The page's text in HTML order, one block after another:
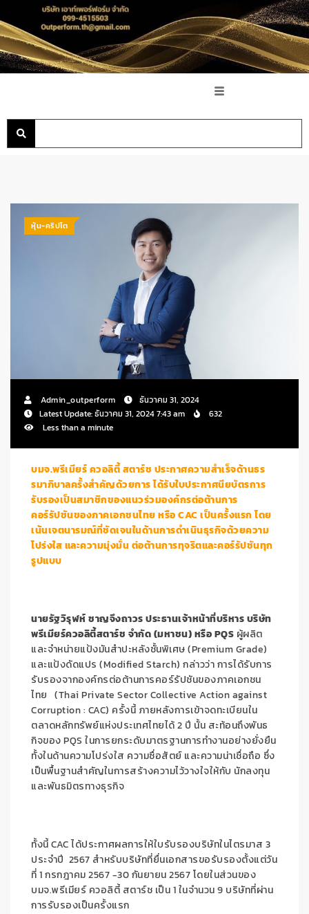
หุ้น-คริปโต
Admin_outperform
ธันวาคม 31, 2024
Latest Update: ธันวาคม 31, 2024 7:43 am
632
Less than a minute
บมจ.พรีเมียร์ ควอลิตี้ สตาร์ช ประกาศความสำเร็จด้านธร
รมาภิบาลครั้งสำคัญด้วยการ ได้รับใบประกาศนียบัตรการ
รับรองเป็นสมาชิกของแนวร่วมองค์กรต่อต้านการ
คอร์รัปชันของภาคเอกชนไทย หรือ CAC เป็นครั้งแรก โดย
เน้นเจตนารมณ์ที่ชัดเจนในด้านการดำเนินธุรกิจด้วยความ
โปร่งใส และความมุ่งมั่น ต่อต้านการทุจริตและคอร์รัปชันทุก
รูปแบบ
นายรัฐวิรุฬห์ ชาญจึงถาวร ประธานเจ้าหน้าที่บริหาร บริษัท
พรีเมียร์ควอลิตี้สตาร์ช จำกัด (มหาชน) หรือ PQS ผู้ผลิต
และจำหน่ายแป้งมันสำปะหลังชั้นพิเศษ (Premium Grade)
และแป้งดัดแปร (Modified Starch) กล่าวว่า การได้รับการ
รับรองจากองค์กรต่อต้านการคอร์รัปชันของภาคเอกชน
ไทย (Thai Private Sector Collective Action against
Corruption : CAC) ครั้งนี้ ภายหลังการเข้าจดทะเบียนใน
ตลาดหลักทรัพย์แห่งประเทศไทยได้ 2 ปี นั้น สะท้อนถึงพันธ
กิจของ PQS ในการยกระดับมาตรฐานการทำงานอย่างยั่งยืน
ทั้งในด้านความโปร่งใส ความซื่อสัตย์ และความน่าเชื่อถือ ซึ่ง
เป็นพื้นฐานสำคัญในการสร้างความไว้วางใจให้กับ นักลงทุน
และพันธมิตรทางธุรกิจ
ทั้งนี้ CAC ได้ประกาศผลการให้ใบรับรองบริษัทในไตรมาส 3
ประจำปี 2567 สำหรับบริษัทที่ยื่นเอกสารขอรับรองตั้งแต่วัน
ที่ 1 กรกฎาคม 2567 -30 กันยายน 2567 โดยในส่วนของ
บมจ.พรีเมียร์ ควอลิตี้ สตาร์ช เป็น 1 ในจำนวน 9 บริษัทที่ผ่าน
การรับรองเป็นครั้งแรก